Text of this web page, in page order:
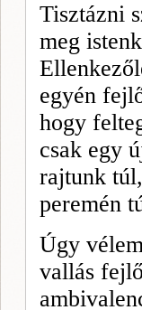
Tisztázni
meg
egyén
hogy
csak egy
rajtunk
peremén
Úgy
vallás